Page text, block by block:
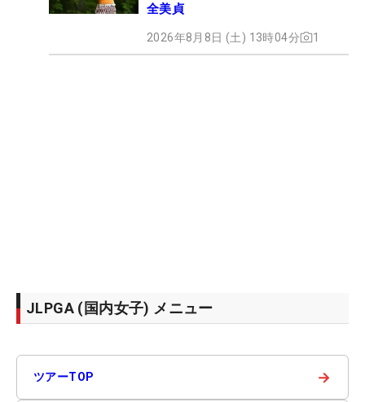
全美貞
2026年8月8日 (土) 13時04分 1
JLPGA (国内女子) メニュー
ツアーTOP →